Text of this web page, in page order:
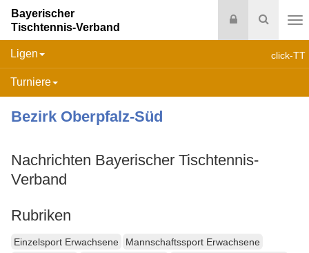
Suche
Login
Bayerischer
Tischtennis-Verband
click-TT
Ligen
Turniere
Bezirk Oberpfalz-Süd
Nachrichten Bayerischer Tischtennis-
Verband
Rubriken
Einzelsport Erwachsene
Mannschaftssport Erwachsene